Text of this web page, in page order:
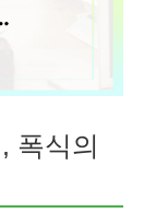
폭식의